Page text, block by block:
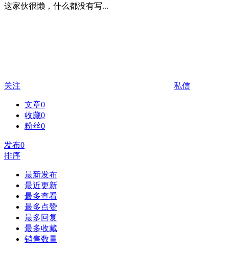
这家伙很懒，什么都没有写...
关注 私信
文章0
收藏0
粉丝0
发布0
排序
最新发布
最近更新
最多查看
最多点赞
最多回复
最多收藏
销售数量